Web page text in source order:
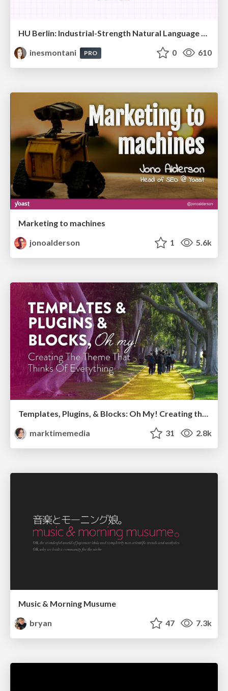
HU Berlin: Industrial-Strength Natural Language Processing with spaCy and Prodigy
inesmontani
PRO 0 610
Marketing to machines
jonoalderson
1 5.6k
marktimemedia
31 2.8k
Music & Morning Musume
bryan
47 7.3k